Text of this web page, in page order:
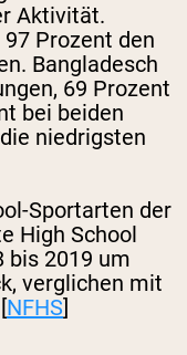
Aktivität.
Prozent den
Bangladesch
69 Prozent
bei beiden
niedrigsten
Sportarten der
High School
bis 2019 um
verglichen mit
NFHS]